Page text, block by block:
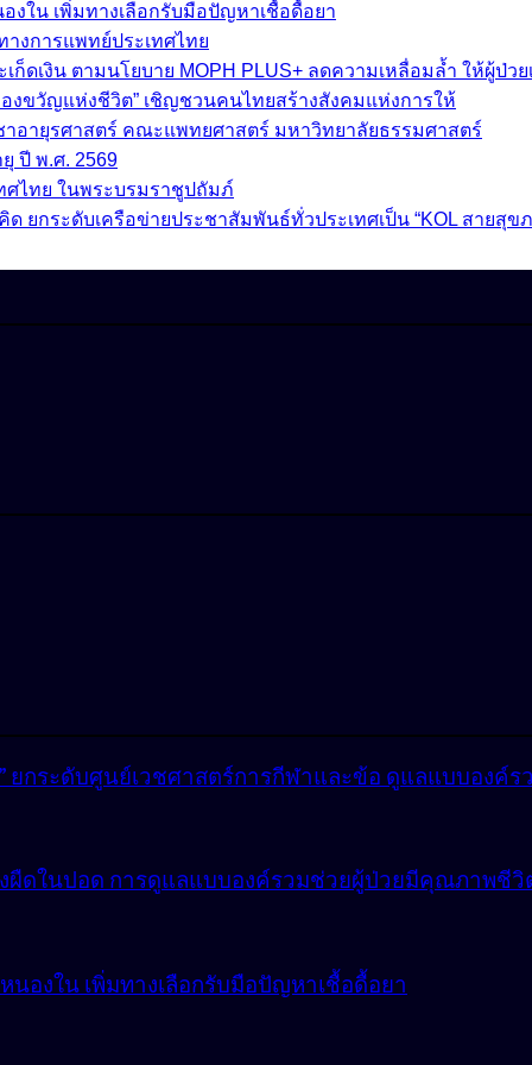
ใน เพิ่มทางเลือกรับมือปัญหาเชื้อดื้อยา
างการแพทย์ประเทศไทย
ก็ดเงิน ตามนโยบาย MOPH PLUS+ ลดความเหลื่อมล้ำ ให้ผู้ป่ว
งขวัญแห่งชีวิต” เชิญชวนคนไทยสร้างสังคมแห่งการให้
อายุรศาสตร์ คณะแพทยศาสตร์ มหาวิทยาลัยธรรมศาสตร์
ปี พ.ศ. 2569
ศไทย ในพระบรมราชูปถัมภ์
ยกระดับเครือข่ายประชาสัมพันธ์ทั่วประเทศเป็น “KOL สายสุข
ยกระดับศูนย์เวชศาสตร์การกีฬาและข้อ ดูแลแบบองค์ร
งผืดในปอด การดูแลแบบองค์รวมช่วยผู้ป่วยมีคุณภาพชี
องใน เพิ่มทางเลือกรับมือปัญหาเชื้อดื้อยา